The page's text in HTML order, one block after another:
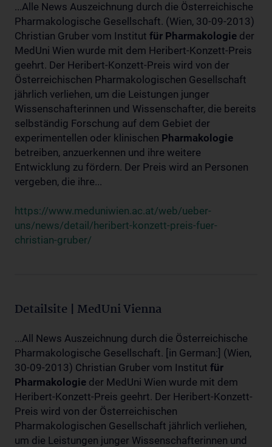
...Alle News Auszeichnung durch die Österreichische
Pharmakologische Gesellschaft. (Wien, 30-09-2013)
Christian Gruber vom Institut für Pharmakologie der
MedUni Wien wurde mit dem Heribert-Konzett-Preis
geehrt. Der Heribert-Konzett-Preis wird von der
Österreichischen Pharmakologischen Gesellschaft
jährlich verliehen, um die Leistungen junger
Wissenschafterinnen und Wissenschafter, die bereits
selbständig Forschung auf dem Gebiet der
experimentellen oder klinischen Pharmakologie
betreiben, anzuerkennen und ihre weitere
Entwicklung zu fördern. Der Preis wird an Personen
vergeben, die ihre...
https://www.meduniwien.ac.at/web/ueber-
uns/news/detail/heribert-konzett-preis-fuer-
christian-gruber/
Detailsite | MedUni Vienna
...All News Auszeichnung durch die Österreichische
Pharmakologische Gesellschaft. [in German:] (Wien,
30-09-2013) Christian Gruber vom Institut für
Pharmakologie der MedUni Wien wurde mit dem
Heribert-Konzett-Preis geehrt. Der Heribert-Konzett-
Preis wird von der Österreichischen
Pharmakologischen Gesellschaft jährlich verliehen,
um die Leistungen junger Wissenschafterinnen und